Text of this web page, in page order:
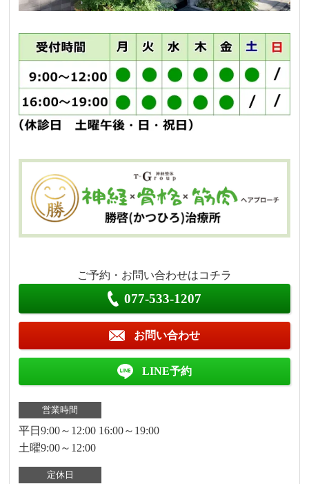
ご予約・お問い合わせはコチラ
077-533-1207
お問い合わせ
LINE予約
営業時間
平日9:00～12:00 16:00～19:00
土曜9:00～12:00
定休日